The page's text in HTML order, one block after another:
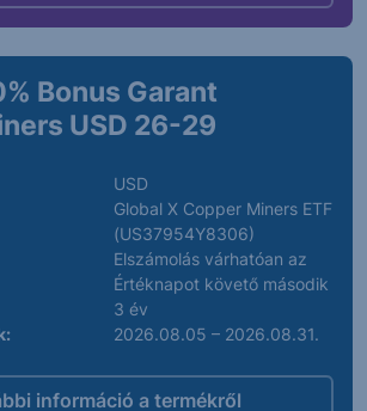
Bonus Garant
USD 26-29
USD
Global X Copper Miners ETF
(US37954Y8306)
Elszámolás várhatóan az
Értéknapot követő második
3 év
2026.08.05 – 2026.08.31.
információ a termékről